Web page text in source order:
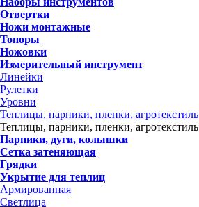
Отвертки
Ножи монтажные
Топоры
Ножовки
Измерительный инструмент
Линейки
Рулетки
Уровни
Теплицы, парники, пленки, агротекстиль
Теплицы, парники, пленки, агротекстиль
Парники, дуги, колышки
Сетка затеняющая
Грядки
Укрытие для теплиц
Армированная
Светлица